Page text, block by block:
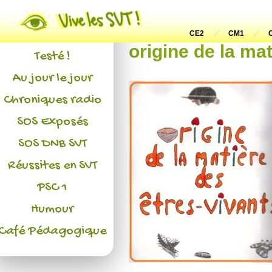
CE2 CM1
origine de la
Actualités
L'association
Testé !
Au jour le jour
Chroniques radio
SOS Exposés
SOS DNB SVT
Réussites en SVT
PSC 1
Humour
Pédagogique